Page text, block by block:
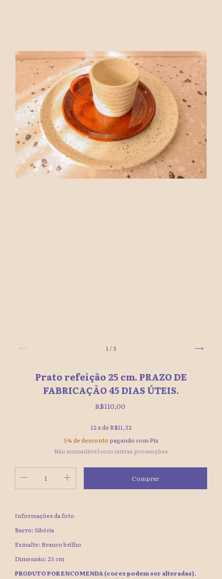
1 /3
Prato refeição 25 cm. PRAZO DE
FABRICAÇÃO 45 DIAS ÚTEIS.
R$110,00
12x deR$11,32
5% de desconto pagando com Pix
Não acumulável com outras promoções
Informações da foto
Barro: Sibéria
Esmalte: Branco brilho
Dimensão: 25 cm
PRODUTO POR ENCOMENDA (cores podem ser alteradas).